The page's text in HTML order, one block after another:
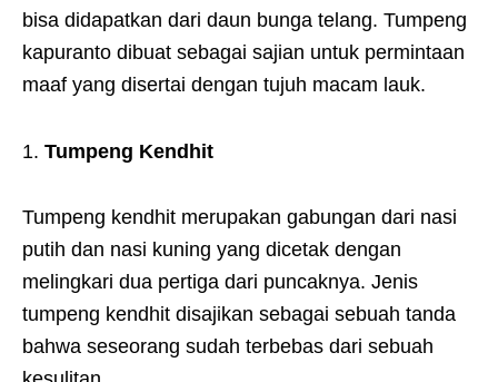
bisa didapatkan dari daun bunga telang. Tumpeng
kapuranto dibuat sebagai sajian untuk permintaan
maaf yang disertai dengan tujuh macam lauk.
Tumpeng Kendhit
Tumpeng kendhit merupakan gabungan dari nasi
putih dan nasi kuning yang dicetak dengan
melingkari dua pertiga dari puncaknya. Jenis
tumpeng kendhit disajikan sebagai sebuah tanda
bahwa seseorang sudah terbebas dari sebuah